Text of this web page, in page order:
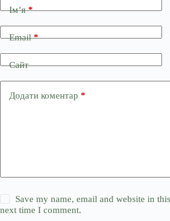
Ім’я*
Email*
Сайт
Додати коментар *
Save my name, email and website in
next time I comment.